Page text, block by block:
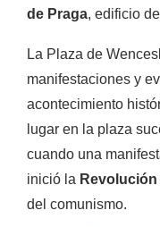
de Praga, edificio
La Plaza de
manifestaciones y
acontecimiento
lugar en la plaza
cuando una
inició la
del comunismo.